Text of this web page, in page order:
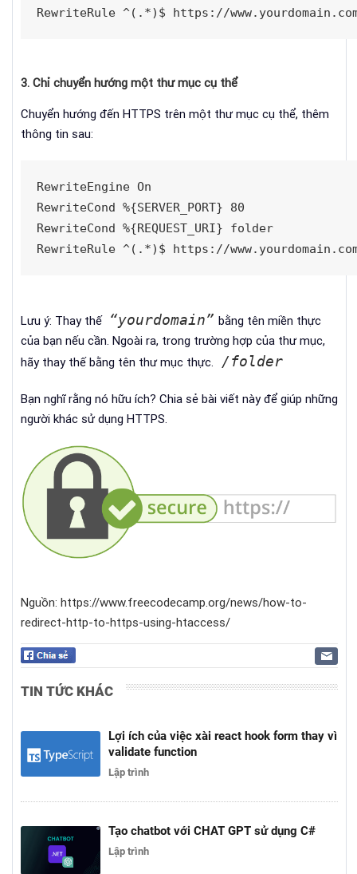
RewriteRule ^(.*)$ https://
3. Chỉ chuyển hướng một thư mục cụ thể
Chuyển hướng đến HTTPS trên một thư mục cụ thể, thêm
thông tin sau:
RewriteEngine On
RewriteCond %{SERVER_PORT} 80
RewriteCond %{REQUEST_URI} folder
RewriteRule ^(.*)$ https://
Lưu ý: Thay thế “yourdomain” bằng tên miền thực
của bạn nếu cần. Ngoài ra, trong trường hợp của thư mục,
hãy thay thếbằng tên thư mục thực. /folder
Bạn nghĩ rằng nó hữu ích? Chia sẻ bài viết này để giúp những
người khác sử dụng HTTPS.
Nguồn: https://www.freecodecamp.org/news/how-to-
redirect-http-to-https-using-htaccess/
TIN TỨC KHÁC
Lợi ích của việc xài react hook form thay vì
validate function
Lập trình
Tạo chatbot với CHAT GPT sử dụng C#
Lập trình